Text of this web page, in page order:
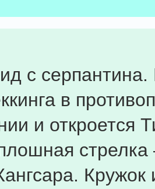
с
в
и откроется
стрелка
Кружок